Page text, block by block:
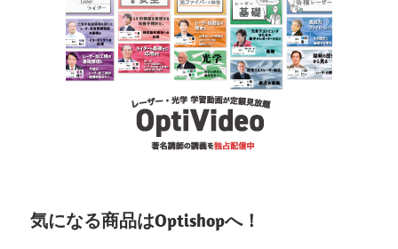
気になる商品はOptishopへ！